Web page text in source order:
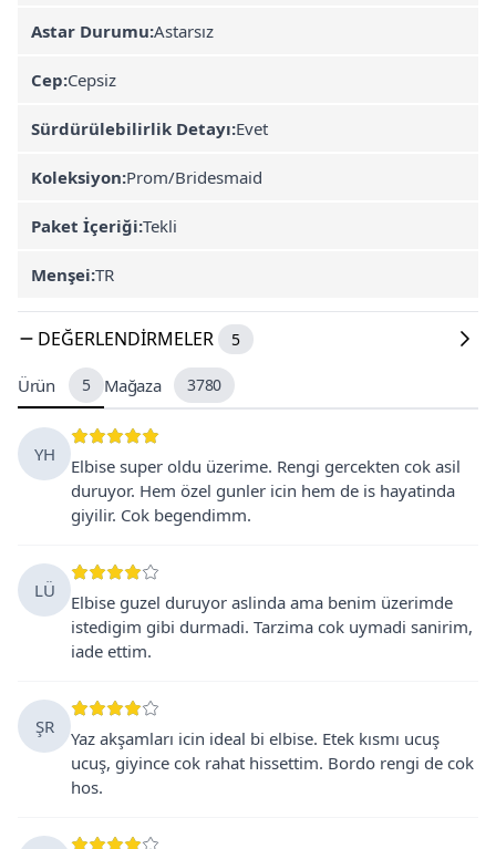
Astar Durumu:Astarsız
Cep:Cepsiz
Sürdürülebilirlik Detayı:Evet
Koleksiyon:Prom/Bridesmaid
Paket İçeriği:Tekli
Menşei:TR
DEĞERLENDIRMELER 5
Ürün 5 Mağaza 3780
YH
Elbise super oldu üzerime. Rengi gercekten cok asil
duruyor. Hem özel gunler icin hem de is hayatinda
giyilir. Cok begendimm.
LÜ
Elbise guzel duruyor aslinda ama benim üzerimde
istedigim gibi durmadi. Tarzima cok uymadi sanirim,
iade ettim.
ŞR
Yaz akşamları icin ideal bi elbise. Etek kısmı ucuş
ucuş, giyince cok rahat hissettim. Bordo rengi de cok
hos.